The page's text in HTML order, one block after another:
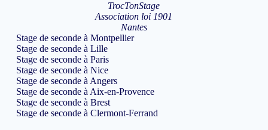
TrocTonStage
Association loi 1901
Nantes
Stage de seconde à Montpellier
Stage de seconde à Lille
Stage de seconde à Paris
Stage de seconde à Nice
Stage de seconde à Angers
Stage de seconde à Aix-en-Provence
Stage de seconde à Brest
Stage de seconde à Clermont-Ferrand